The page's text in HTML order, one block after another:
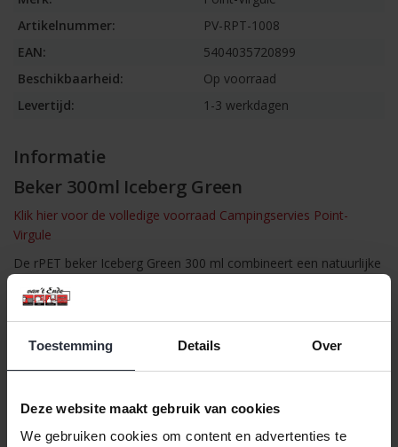
Toestemming Details Over
Deze website maakt gebruik van cookies
We gebruiken cookies om content en advertenties te
Artikelnummer:
PV-RPT-1008
EAN:
5404035720899
Beschikbaarheid:
Op voorraad
Levertijd:
1-3 werkdagen
Informatie
Beker 300ml Iceberg Green
Klik hier voor de volledige voorraad Campingservies Point-
Virgule
De rPET beker Iceberg Green 300 ml combineert een natuurlijke
gerecyclede PET-flessen en is ideaal voor dagelijks gebruik.
Dankzij het tijdloze design past hij in iedere keuken, tuin of
campinguitrusting. De beker is licht, stevig en eenvoudig schoon
Kleur: Iceberg Green
Inhoud: 300 ml